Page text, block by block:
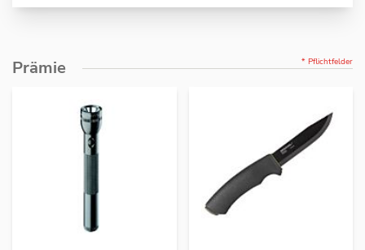
Prämie * Pflichtfelder